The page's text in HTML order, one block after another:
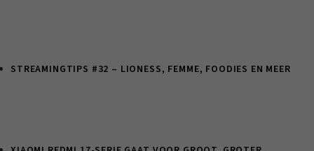
STREAMINGTIPS #32 – LIONESS, FEMME, FOODIES EN MEER